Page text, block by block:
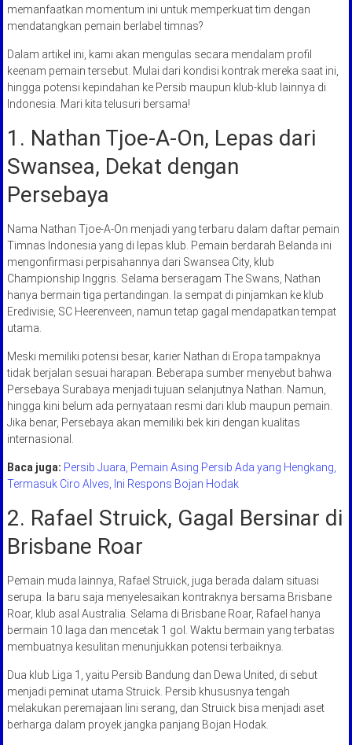
memanfaatkan momentum ini untuk memperkuat tim dengan
mendatangkan pemain berlabel timnas?
Dalam artikel ini, kami akan mengulas secara mendalam profil
keenam pemain tersebut. Mulai dari kondisi kontrak mereka saat ini,
hingga potensi kepindahan ke Persib maupun klub-klub lainnya di
Indonesia. Mari kita telusuri bersama!
1. Nathan Tjoe-A-On, Lepas dari
Swansea, Dekat dengan
Persebaya
Nama Nathan Tjoe-A-On menjadi yang terbaru dalam daftar pemain
Timnas Indonesia yang di lepas klub. Pemain berdarah Belanda ini
mengonfirmasi perpisahannya dari Swansea City, klub
Championship Inggris. Selama berseragam The Swans, Nathan
hanya bermain tiga pertandingan. Ia sempat di pinjamkan ke klub
Eredivisie, SC Heerenveen, namun tetap gagal mendapatkan tempat
utama.
Meski memiliki potensi besar, karier Nathan di Eropa tampaknya
tidak berjalan sesuai harapan. Beberapa sumber menyebut bahwa
Persebaya Surabaya menjadi tujuan selanjutnya Nathan. Namun,
hingga kini belum ada pernyataan resmi dari klub maupun pemain.
Jika benar, Persebaya akan memiliki bek kiri dengan kualitas
internasional.
Baca juga: Persib Juara, Pemain Asing Persib Ada yang Hengkang,
Termasuk Ciro Alves, Ini Respons Bojan Hodak
2. Rafael Struick, Gagal Bersinar di
Brisbane Roar
Pemain muda lainnya, Rafael Struick, juga berada dalam situasi
serupa. Ia baru saja menyelesaikan kontraknya bersama Brisbane
Roar, klub asal Australia. Selama di Brisbane Roar, Rafael hanya
bermain 10 laga dan mencetak 1 gol. Waktu bermain yang terbatas
membuatnya kesulitan menunjukkan potensi terbaiknya.
Dua klub Liga 1, yaitu Persib Bandung dan Dewa United, di sebut
menjadi peminat utama Struick. Persib khususnya tengah
melakukan peremajaan lini serang, dan Struick bisa menjadi aset
berharga dalam proyek jangka panjang Bojan Hodak.